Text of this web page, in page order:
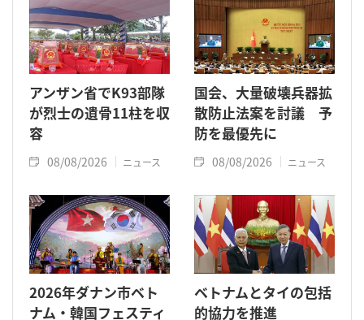
アンザン省でK93部隊
が烈士の遺骨11柱を収
容
08/08/2026 ニュース
国会、大量破壊兵器拡
散防止法案を討議 予
防を最優先に
08/08/2026 ニュース
2026年ダナン市ベト
ナム・韓国フェスティ
ベトナムとタイの包括
的協力を推進